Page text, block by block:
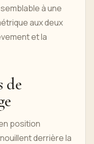
à une
aux deux
et la
de
position
derrière la